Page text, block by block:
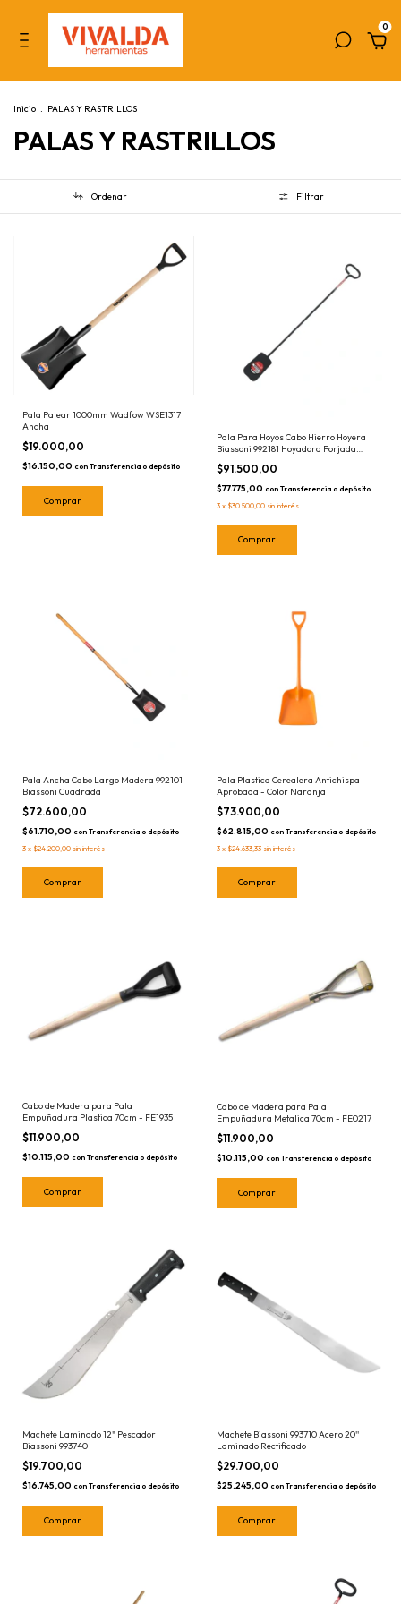
0
Inicio . PALAS Y RASTRILLOS
PALAS Y RASTRILLOS
Ordenar Filtrar
Pala Palear 1000mm Wadfow WSE1317
Ancha
$19.000,00
$16.150,00 con Transferencia o depósito
Pala Para Hoyos Cabo Hierro Hoyera
Biassoni 992181 Hoyadora Forjada
1.50mts
$91.500,00
$77.775,00 con Transferencia o depósito
3 x $30.500,00 sin interés
Pala Ancha Cabo Largo Madera 992101
Biassoni Cuadrada
$72.600,00
$61.710,00 con Transferencia o depósito
3 x $24.200,00 sin interés
Pala Plastica Cerealera Antichispa
Aprobada - Color Naranja
$73.900,00
$62.815,00 con Transferencia o depósito
3 x $24.633,33 sin interés
Cabo de Madera para Pala
Empuñadura Plastica 70cm - FE1935
$11.900,00
$10.115,00 con Transferencia o depósito
Cabo de Madera para Pala
Empuñadura Metalica 70cm - FE0217
$11.900,00
$10.115,00 con Transferencia o depósito
Machete Laminado 12" Pescador
Biassoni 993740
$19.700,00
$16.745,00 con Transferencia o depósito
Machete Biassoni 993710 Acero 20''
Laminado Rectificado
$29.700,00
$25.245,00 con Transferencia o depósito